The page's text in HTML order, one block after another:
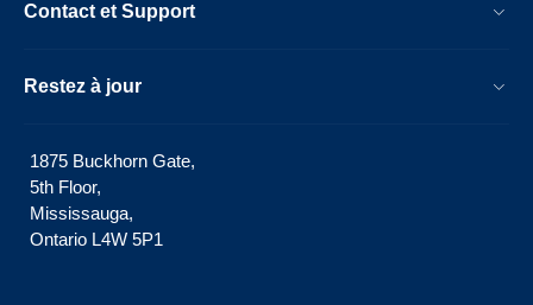
Contact et Support
Restez à jour
1875 Buckhorn Gate,
5th Floor,
Mississauga,
Ontario L4W 5P1